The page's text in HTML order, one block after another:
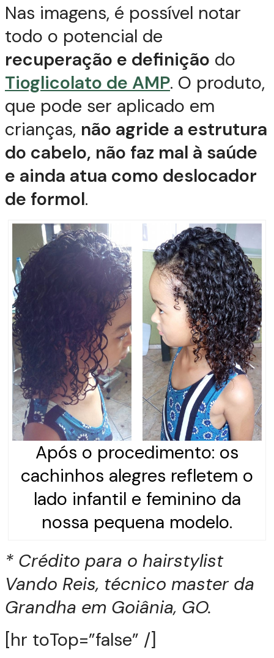
Nas imagens, é possível notar
todo o potencial de
recuperação e definição do
Tioglicolato de AMP. O produto,
que pode ser aplicado em
crianças, não agride a estrutura
do cabelo, não faz mal à saúde
e ainda atua como deslocador
de formol.
Após o procedimento: os
cachinhos alegres refletem o
lado infantil e feminino da
nossa pequena modelo.
* Crédito para o hairstylist
Vando Reis, técnico master da
Grandha em Goiânia, GO.
[hr toTop=”false” /]